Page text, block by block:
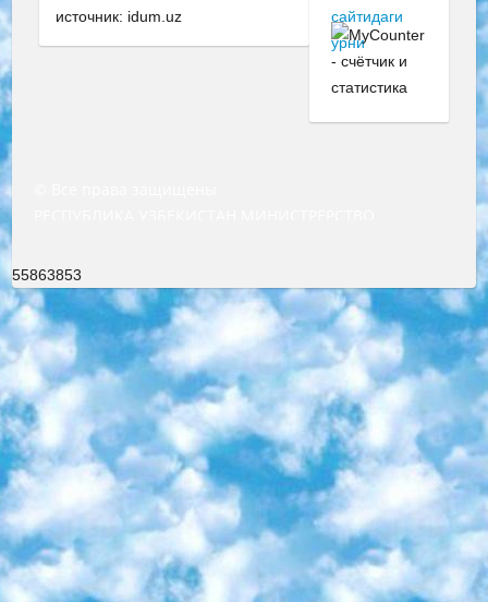
источник: idum.uz
55863853